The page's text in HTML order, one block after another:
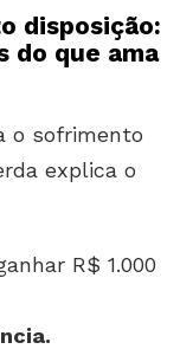
disposição:
do que ama
o sofrimento
explica o
R$ 1.000